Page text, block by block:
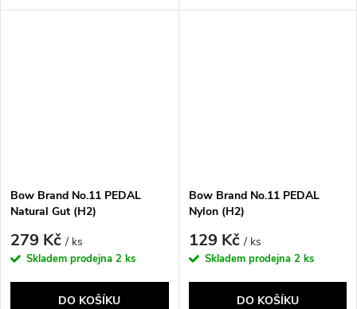
Bow Brand No.11 PEDAL
Natural Gut (H2)
279 Kč/ ks
Skladem prodejna 2 ks
DO KOŠÍKU
Bow Brand No.11 PEDAL
Nylon (H2)
129 Kč/ ks
Skladem prodejna 2 ks
DO KOŠÍKU